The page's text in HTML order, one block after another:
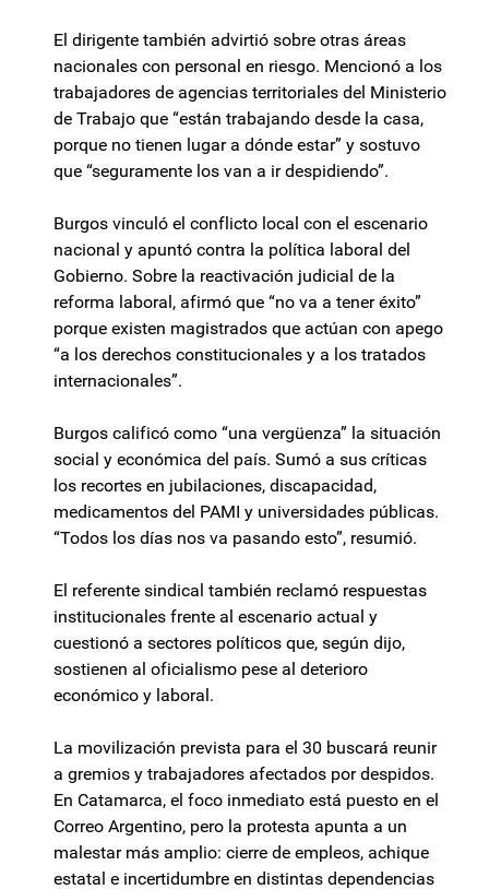
El dirigente también advirtió sobre otras áreas
nacionales con personal en riesgo. Mencionó a los
trabajadores de agencias territoriales del Ministerio
de Trabajo que “están trabajando desde la casa,
porque no tienen lugar a dónde estar” y sostuvo
que “seguramente los van a ir despidiendo”.
Burgos vinculó el conflicto local con el escenario
nacional y apuntó contra la política laboral del
Gobierno. Sobre la reactivación judicial de la
reforma laboral, afirmó que “no va a tener éxito”
porque existen magistrados que actúan con apego
“a los derechos constitucionales y a los tratados
internacionales”.
Burgos calificó como “una vergüenza” la situación
social y económica del país. Sumó a sus críticas
los recortes en jubilaciones, discapacidad,
medicamentos del PAMI y universidades públicas.
“Todos los días nos va pasando esto”, resumió.
El referente sindical también reclamó respuestas
institucionales frente al escenario actual y
cuestionó a sectores políticos que, según dijo,
sostienen al oficialismo pese al deterioro
económico y laboral.
La movilización prevista para el 30 buscará reunir
a gremios y trabajadores afectados por despidos.
En Catamarca, el foco inmediato está puesto en el
Correo Argentino, pero la protesta apunta a un
malestar más amplio: cierre de empleos, achique
estatal e incertidumbre en distintas dependencias